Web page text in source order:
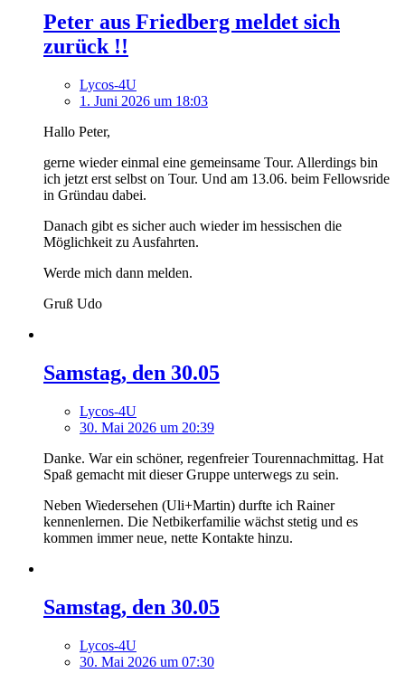
Peter aus Friedberg meldet sich
zurück !!
Lycos-4U
1. Juni 2026 um 18:03
Hallo Peter,
gerne wieder einmal eine gemeinsame Tour. Allerdings bin
ich jetzt erst selbst on Tour. Und am 13.06. beim Fellowsride
in Gründau dabei.
Danach gibt es sicher auch wieder im hessischen die
Möglichkeit zu Ausfahrten.
Werde mich dann melden.
Gruß Udo
Samstag, den 30.05
Lycos-4U
30. Mai 2026 um 20:39
Danke. War ein schöner, regenfreier Tourennachmittag. Hat
Spaß gemacht mit dieser Gruppe unterwegs zu sein.
Neben Wiedersehen (Uli+Martin) durfte ich Rainer
kennenlernen. Die Netbikerfamilie wächst stetig und es
kommen immer neue, nette Kontakte hinzu.
Samstag, den 30.05
Lycos-4U
30. Mai 2026 um 07:30